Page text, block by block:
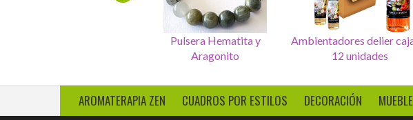
Pulsera Hematita y
Aragonito
Ambientadores delier
12 unidades
AROMATERAPIA ZEN CUADROS POR ESTILOS DECORACIÓN